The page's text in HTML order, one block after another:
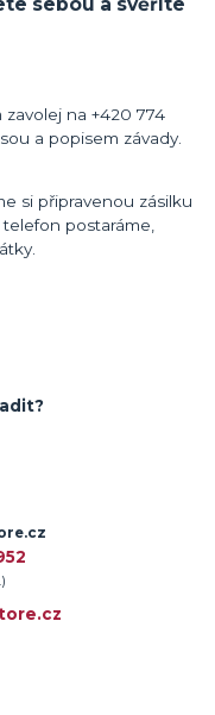
na +420 774
a popisem závady.
si připravenou zásilku
postaráme,